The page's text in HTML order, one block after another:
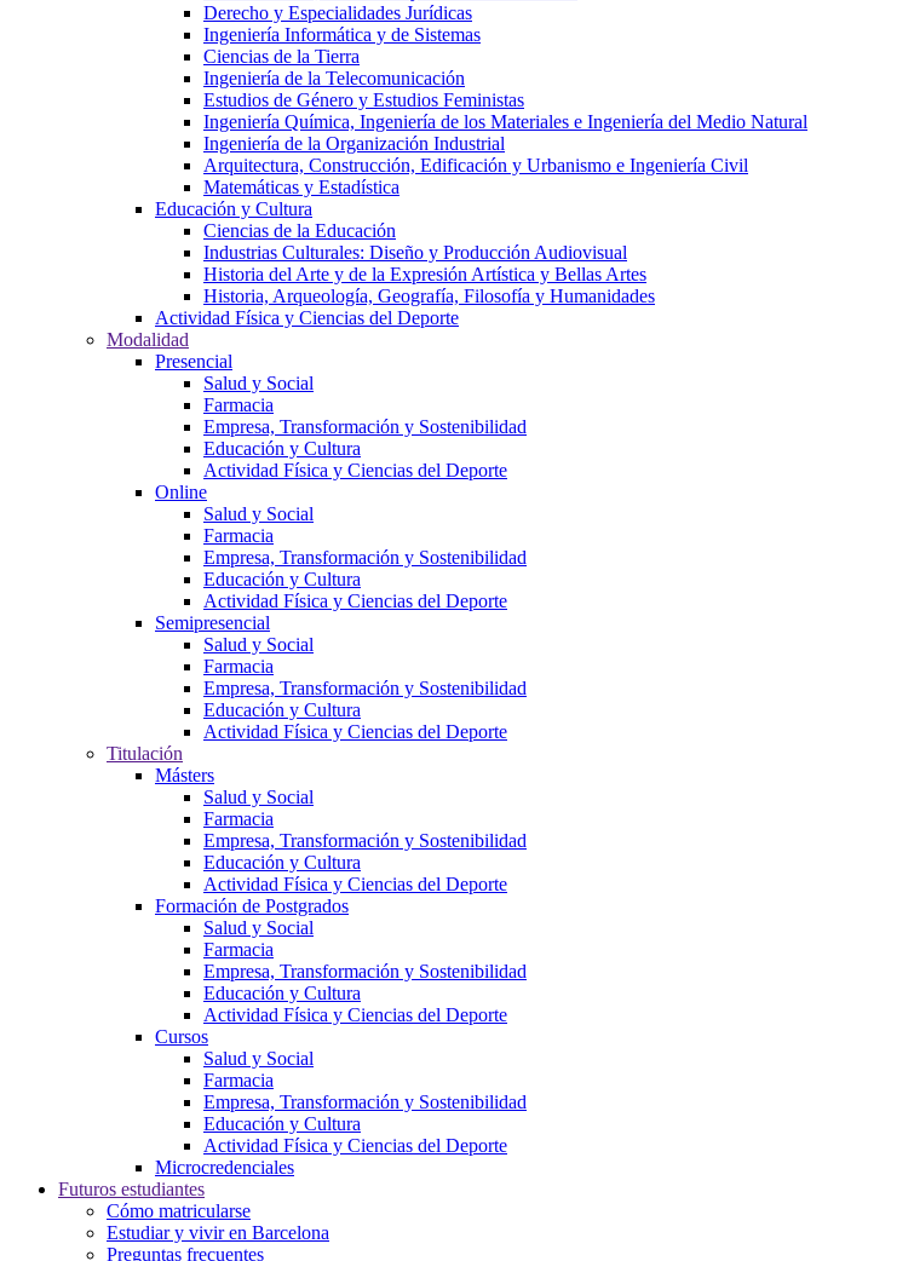
Derecho y Especialidades Jurídicas
Ingeniería Informática y de Sistemas
Ciencias de la Tierra
Ingeniería de la Telecomunicación
Estudios de Género y Estudios Feministas
Ingeniería Química, Ingeniería de los Materiales e Ingeniería del Medio Natural
Ingeniería de la Organización Industrial
Arquitectura, Construcción, Edificación y Urbanismo e Ingeniería Civil
Matemáticas y Estadística
Educación y Cultura
Ciencias de la Educación
Industrias Culturales: Diseño y Producción Audiovisual
Historia del Arte y de la Expresión Artística y Bellas Artes
Historia, Arqueología, Geografía, Filosofía y Humanidades
Actividad Física y Ciencias del Deporte
Modalidad
Presencial
Salud y Social
Farmacia
Empresa, Transformación y Sostenibilidad
Educación y Cultura
Actividad Física y Ciencias del Deporte
Online
Salud y Social
Farmacia
Empresa, Transformación y Sostenibilidad
Educación y Cultura
Actividad Física y Ciencias del Deporte
Semipresencial
Salud y Social
Farmacia
Empresa, Transformación y Sostenibilidad
Educación y Cultura
Actividad Física y Ciencias del Deporte
Titulación
Másters
Salud y Social
Farmacia
Empresa, Transformación y Sostenibilidad
Educación y Cultura
Actividad Física y Ciencias del Deporte
Formación de Postgrados
Salud y Social
Farmacia
Empresa, Transformación y Sostenibilidad
Educación y Cultura
Actividad Física y Ciencias del Deporte
Cursos
Salud y Social
Farmacia
Empresa, Transformación y Sostenibilidad
Educación y Cultura
Actividad Física y Ciencias del Deporte
Microcredenciales
Futuros estudiantes
Cómo matricularse
Estudiar y vivir en Barcelona
Preguntas frecuentes